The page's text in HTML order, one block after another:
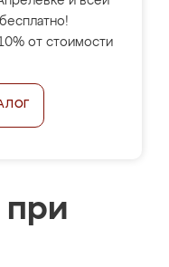
от стоимости
при